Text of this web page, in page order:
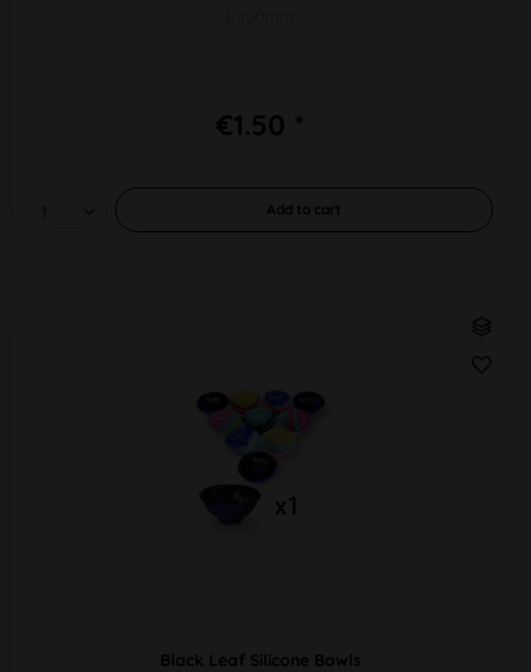
€1.50 *
Add to cart
Black Leaf Silicone Bowls